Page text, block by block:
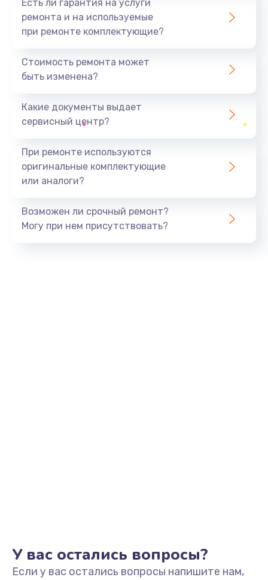
Есть ли гарантия на услуги
ремонта и на используемые
при ремонте комплектующие?
Стоимость ремонта может
быть изменена?
Какие документы выдает
сервисный центр?
При ремонте используются
оригинальные комплектующие
или аналоги?
Возможен ли срочный ремонт?
Могу при нем присутствовать?
У вас остались вопросы?
Если у вас остались вопросы напишите нам,